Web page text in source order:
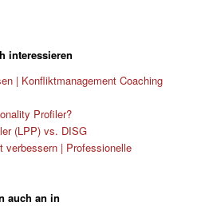
interessieren
| Konfliktmanagement Coaching
Profiler?
(LPP) vs. DISG
verbessern | Professionelle
auch an in